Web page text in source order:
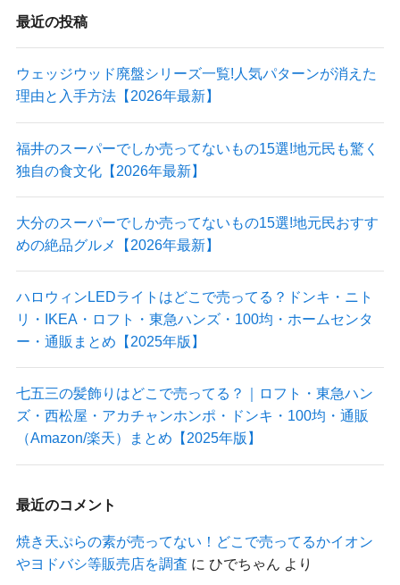
最近の投稿
ウェッジウッド廃盤シリーズ一覧!人気パターンが消えた
理由と入手方法【2026年最新】
福井のスーパーでしか売ってないもの15選!地元民も驚く
独自の食文化【2026年最新】
大分のスーパーでしか売ってないもの15選!地元民おすす
めの絶品グルメ【2026年最新】
ハロウィンLEDライトはどこで売ってる？ドンキ・ニト
リ・IKEA・ロフト・東急ハンズ・100均・ホームセンタ
ー・通販まとめ【2025年版】
七五三の髪飾りはどこで売ってる？｜ロフト・東急ハン
ズ・西松屋・アカチャンホンポ・ドンキ・100均・通販
（Amazon/楽天）まとめ【2025年版】
最近のコメント
焼き天ぷらの素が売ってない！どこで売ってるかイオン
やヨドバシ等販売店を調査 に ひでちゃん より